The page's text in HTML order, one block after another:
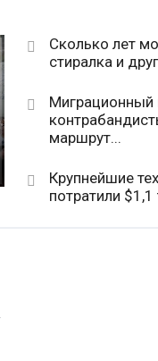
Сколько лет
стиралка и
Миграционный
маршрут...
Крупнейшие
потратили